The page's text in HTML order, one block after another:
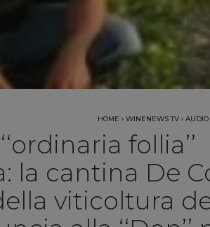
HOME › WINENEWS TV › AUDIO
follia’’
la cantina De
viticoltura